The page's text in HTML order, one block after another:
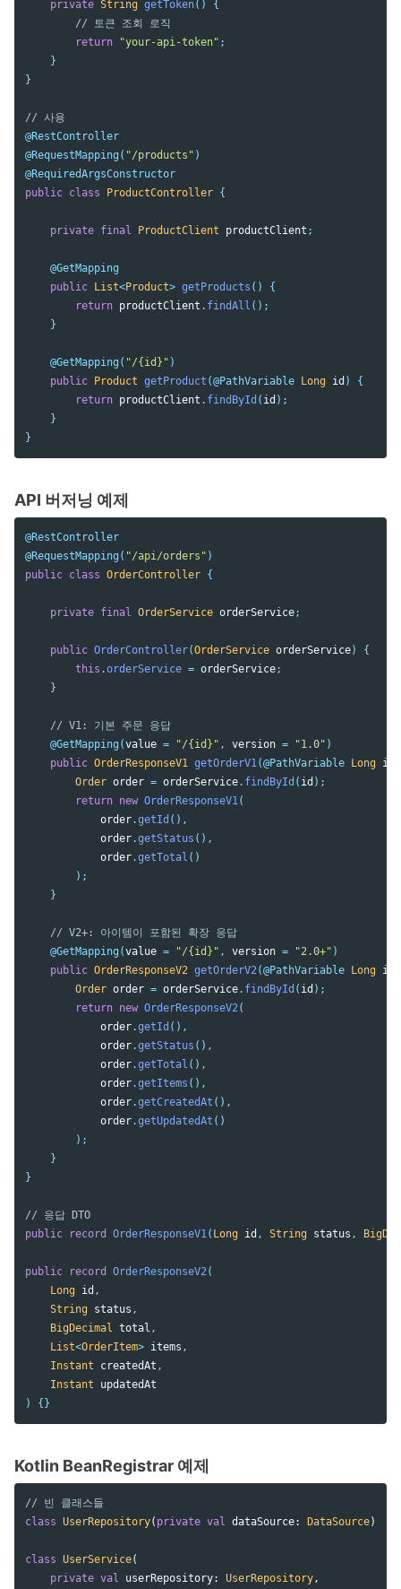
private String getToken()
{
// 토큰 조회 로직
return
"your-api-token" ;
}
}
// 사용
@RestController
@RequestMapping ( "/products" )
@RequiredArgsConstructor
public class ProductController {
private final ProductClient productClient ;
@GetMapping
public List<Product> getProducts ()
{
return productClient . findAll ();
}
@GetMapping ( "/{id}" )
public Product getProduct (@PathVariable Long id )
{
return productClient . findById ( id );
}
}
API 버저닝 예제
@RestController
@RequestMapping ( "/api/orders" )
public class OrderController {
private final OrderService orderService;
public OrderController(OrderService orderService)
{
this .orderService = orderService;
}
// V1: 기본 주문 응답
@GetMapping (value = "/{id}" , version = "1.0" )
public OrderResponseV1 getOrderV1 (@PathVariable Long id
Order order = orderService. findById ( id );
return new OrderResponseV1 (
order.getId (),
order.getStatus (),
order.getTotal ()
);
}
// V2+: 아이템이 포함된 확장 응답
@GetMapping (value = "/{id}" , version = "2.0+" )
public OrderResponseV2 getOrderV2 (@PathVariable Long id
Order order = orderService. findById ( id );
return new OrderResponseV2 (
order.getId (),
order.getStatus (),
order.getTotal (),
order.getItems (),
order.getCreatedAt (),
order.getUpdatedAt ()
);
}
}
// 응답 DTO
public
record OrderResponseV1 ( Long id , String status ,
public record OrderResponseV2 (
Long
id ,
String
status ,
BigDecimal
total ,
List<OrderItem> items ,
Instant
createdAt ,
Instant
updatedAt
)
{}
Kotlin BeanRegistrar 예제
// 빈 클래스들
class UserRepository( private val dataSource: DataSource)
class UserService(
private val userRepository: UserRepository ,